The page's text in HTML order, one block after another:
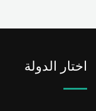
اختار الدولة